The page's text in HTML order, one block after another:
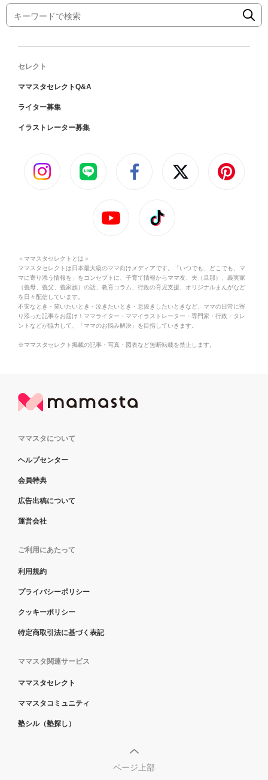
セレクト
ママスタセレクトQ&A
ライター募集
イラストレーター募集
＜ママスタセレクトとは＞
ママスタセレクトは日本最大級のママ向けメディアです。「いつでも、どこでも、マ
マに寄り添う情報を」をコンセプトに、子育て情報からママ友、夫（旦那）、義実家
（義母、義父、義家族）の話、教育コラム、行政の育児支援、オリジナルまんがなど
を日々配信しています。
不安なとき・笑いたいとき・泣きたいとき・息抜きしたいときなど、ママの日常に寄
り添った記事をお届け！ママライター・ママイラストレーター・専門家・行政・タレ
ントなどが協力して、「ママのお悩み解決」を目指していきます。
※ママスタセレクト掲載の記事・写真・図表など無断転載を禁止します。
ママスタについて
ヘルプセンター
会員特典
広告出稿について
運営会社
ご利用にあたって
利用規約
プライバシーポリシー
クッキーポリシー
特定商取引法に基づく表記
ママスタ関連サービス
ママスタセレクト
ママスタコミュニティ
塾シル（塾探し）
ページ上部